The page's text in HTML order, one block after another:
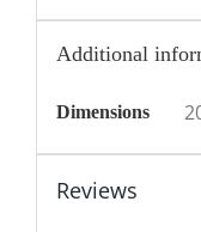
Additional
Dimensions
Reviews